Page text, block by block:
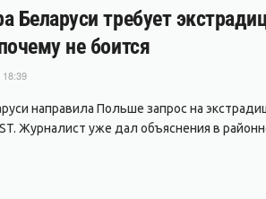
Беларуси требует
не боится
направила Польше запрос на
Журналист уже дал объяснения в